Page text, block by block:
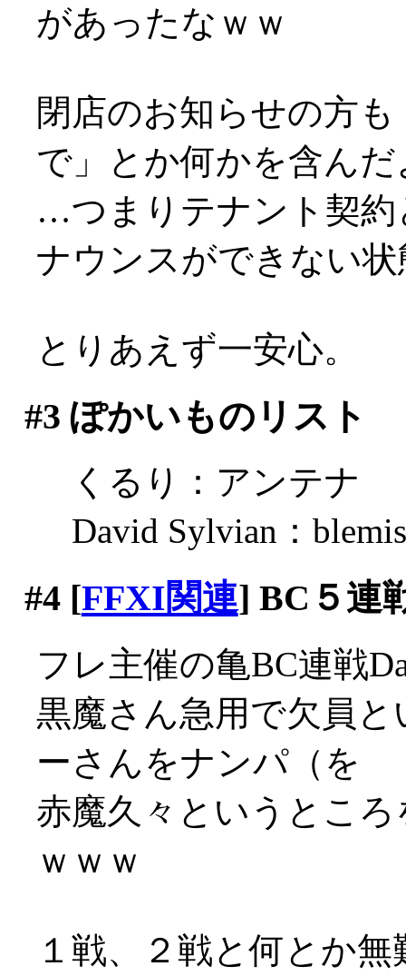
があったなｗｗ
閉店のお知らせの方
で」とか何かを含ん
…つまりテナント契約
ナウンスができない
とりあえず一安心。
#3 ぽかいものリスト
くるり：アンテナ
David Sylvian：
#4[FFXI関連] BC５連
フレ主催の亀BC連戦
黒魔さん急用で欠員
ーさんをナンパ（を
赤魔久々というとこ
ｗｗｗ
１戦、２戦と何とか